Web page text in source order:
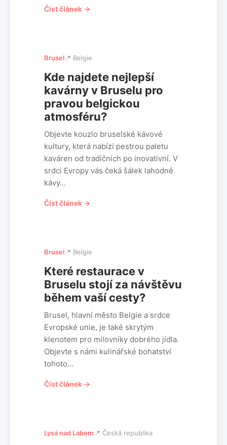
Číst článek →
Brusel📍 Belgie
Kde najdete nejlepší
kavárny v Bruselu pro
pravou belgickou
atmosféru?
Objevte kouzlo bruselské kávové
kultury, která nabízí pestrou paletu
kaváren od tradičních po inovativní. V
srdci Evropy vás čeká šálek lahodné
kávy...
Číst článek →
Brusel📍 Belgie
Které restaurace v
Bruselu stojí za návštěvu
během vaší cesty?
Brusel, hlavní město Belgie a srdce
Evropské unie, je také skrytým
klenotem pro milovníky dobrého jídla.
Objevte s námi kulinářské bohatství
tohoto...
Číst článek →
Lysá nad Labem 📍 Česká republika